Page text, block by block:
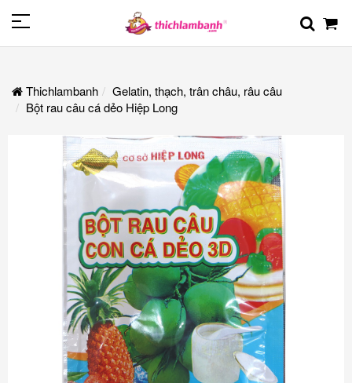
Thichlambanh
Gelatin, thạch, trân châu, râu câu
Bột rau câu cá dẻo Hiệp Long